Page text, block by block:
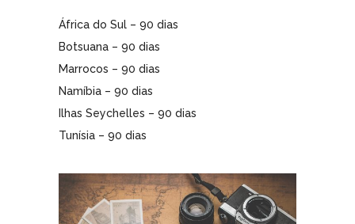
África do Sul – 90 dias
Botsuana – 90 dias
Marrocos – 90 dias
Namíbia – 90 dias
Ilhas Seychelles – 90 dias
Tunísia – 90 dias